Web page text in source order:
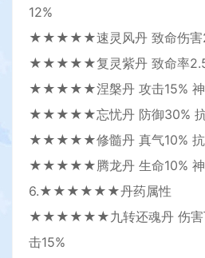
12%
★★★★★速灵风丹 致命伤害
★★★★★复灵紫丹 致命率
★★★★★涅槃丹 攻击15% 神
★★★★★忘忧丹 防御30% 抗
★★★★★修髓丹 真气10% 抗
★★★★★腾龙丹 生命10% 神
6.★★★★★★丹药属性
★★★★★★九转还魂丹 伤害
击15%